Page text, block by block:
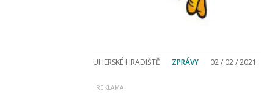
UHERSKÉ HRADIŠTĚ ZPRÁVY 02 / 02 / 2021